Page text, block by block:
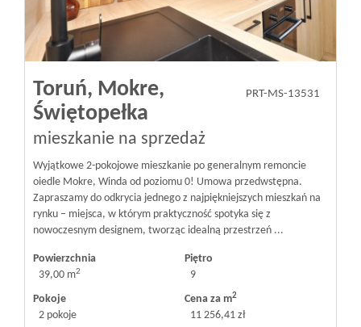
Toruń, Mokre,
Świętopełka
mieszkanie na sprzedaż
PRT-MS-13531
Wyjątkowe 2-pokojowe mieszkanie po generalnym remoncie
oiedle Mokre, Winda od poziomu 0! Umowa przedwstępna.
Zapraszamy do odkrycia jednego z najpiękniejszych mieszkań na
rynku – miejsca, w którym praktyczność spotyka się z
nowoczesnym designem, tworząc idealną przestrzeń ...
Powierzchnia
39,00 m2
Piętro
9
Pokoje
2 pokoje
Cena za m2
11 256,41 zł